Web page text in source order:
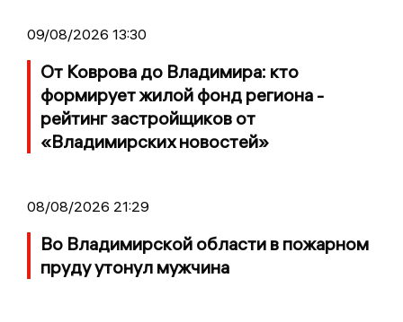
09/08/2026 13:30
От Коврова до Владимира: кто
формирует жилой фонд региона -
рейтинг застройщиков от
«Владимирских новостей»
08/08/2026 21:29
Во Владимирской области в пожарном
пруду утонул мужчина